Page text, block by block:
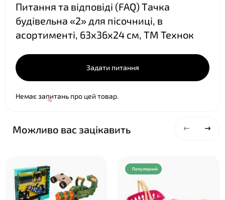
Питання та відповіді (FAQ) Тачка
будівельна «2» для пісочниці, в
асортименті, 63х36х24 см, ТМ Технок
Задати питання
Немає запитань про цей товар.
Можливо вас зацікавить
Популярний